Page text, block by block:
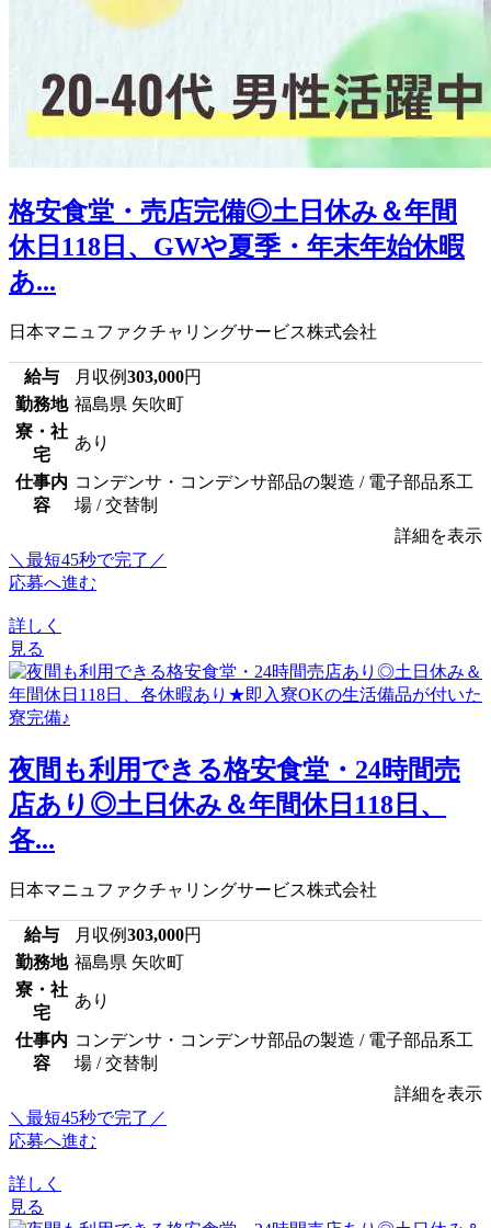
格安食堂・売店完備◎土日休み＆年間
休日118日、GWや夏季・年末年始休暇
あ...
日本マニュファクチャリングサービス株式会社
給与 月収例303,000円
勤務地 福島県 矢吹町
寮・社
宅
あり
仕事内
容
コンデンサ・コンデンサ部品の製造 / 電子部品系工
場 / 交替制
詳細を表示
＼最短45秒で完了／
応募へ進む
詳しく
見る
夜間も利用できる格安食堂・24時間売
店あり◎土日休み＆年間休日118日、
各...
日本マニュファクチャリングサービス株式会社
給与 月収例303,000円
勤務地 福島県 矢吹町
寮・社
宅
あり
仕事内
容
コンデンサ・コンデンサ部品の製造 / 電子部品系工
場 / 交替制
詳細を表示
＼最短45秒で完了／
応募へ進む
詳しく
見る